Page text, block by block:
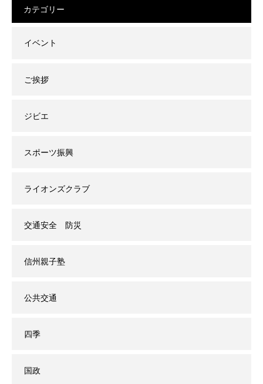
カテゴリー
イベント
ご挨拶
ジビエ
スポーツ振興
ライオンズクラブ
交通安全 防災
信州親子塾
公共交通
四季
国政